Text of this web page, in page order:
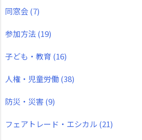
同窓会(7)
参加方法(19)
子ども・教育 (16)
人権・児童労働(38)
防災・災害(9)
フェアトレード・エシカル (21)